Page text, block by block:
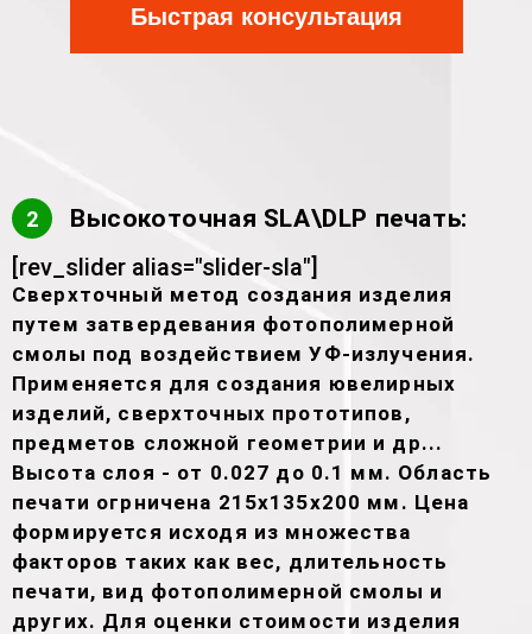
Быстрая консультация
2
Высокоточная SLA\DLP печать:
[rev_slider alias="slider-sla"]
Сверхточный метод создания изделия
путем затвердевания фотополимерной
смолы под воздействием УФ-излучения.
Применяется для создания ювелирных
изделий, сверхточных прототипов,
предметов сложной геометрии и др...
Высота слоя - от 0.027 до 0.1 мм. Область
печати огрничена 215х135х200 мм. Цена
формируется исходя из множества
факторов таких как вес, длительность
печати, вид фотополимерной смолы и
других. Для оценки стоимости изделия